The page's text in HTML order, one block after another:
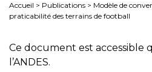
Accueil > Publications > Modèle de
praticabilité des terrains de football
Ce document est accessible
l’ANDES.